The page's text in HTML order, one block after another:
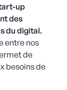
up
des
du digital.
entre nos
de
besoins de